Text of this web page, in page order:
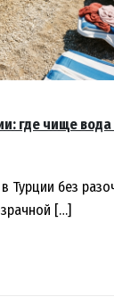
где чище
Турции без
[…]